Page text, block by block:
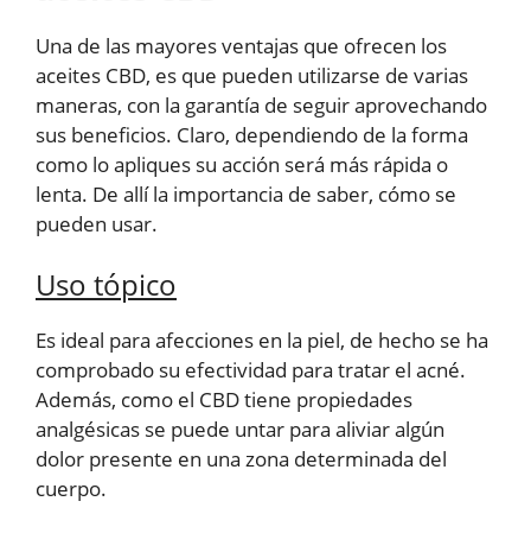
Una de las mayores ventajas que ofrecen los
aceites CBD, es que pueden utilizarse de varias
maneras, con la garantía de seguir aprovechando
sus beneficios. Claro, dependiendo de la forma
como lo apliques su acción será más rápida o
lenta. De allí la importancia de saber, cómo se
pueden usar.
Uso tópico
Es ideal para afecciones en la piel, de hecho se ha
comprobado su efectividad para tratar el acné.
Además, como el CBD tiene propiedades
analgésicas se puede untar para aliviar algún
dolor presente en una zona determinada del
cuerpo.